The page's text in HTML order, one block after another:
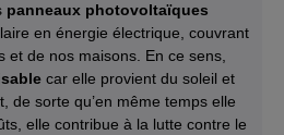
panneaux photovoltaïques
en énergie électrique, couvrant
et de nos maisons. En ce sens,
car elle provient du soleil et
de sorte qu’en même temps elle
elle contribue à la lutte contre le